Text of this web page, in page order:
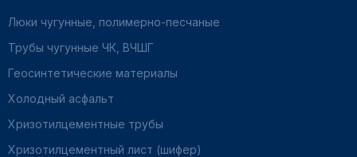
Люки чугунные, полимерно-песчаные
Трубы чугунные ЧК, ВЧШГ
Геосинтетические материалы
Холодный асфальт
Хризотилцементные трубы
Хризотилцементный лист (шифер)